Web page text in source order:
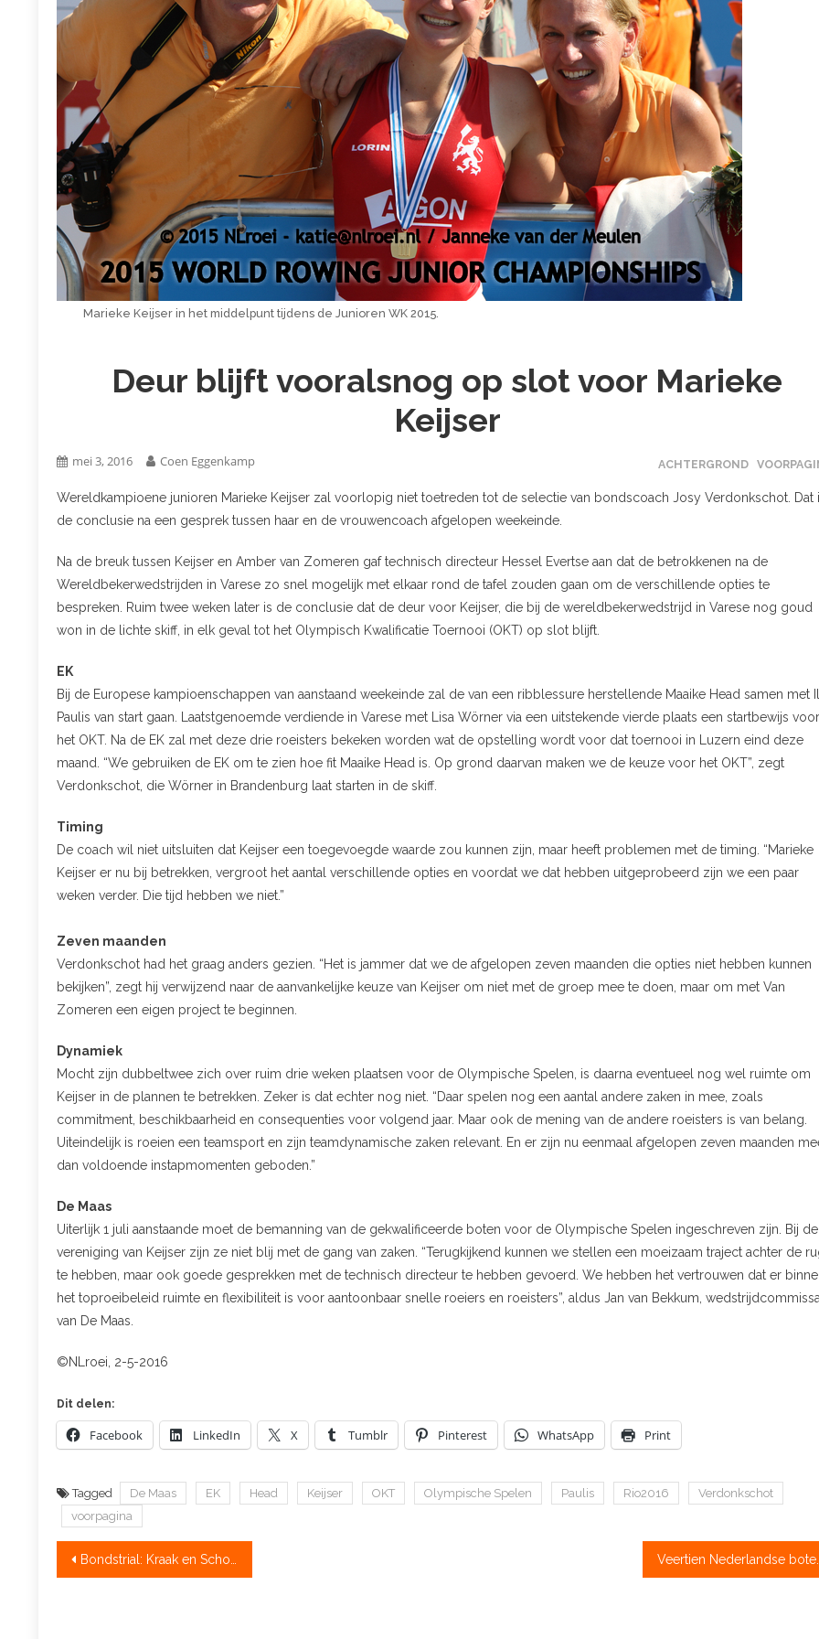
Marieke Keijser in het middelpunt tijdens de Junioren WK 2015.
Deur blijft vooralsnog op slot voor Marieke
Keijser
ACHTERGROND
mei 3, 2016 Coen Eggenkamp
Wereldkampioene junioren Marieke Keijser zal voorlopig niet toetreden tot de selectie van bondscoach Josy Verdonkschot. Dat
de conclusie na een gesprek tussen haar en de vrouwencoach afgelopen weekeinde.
Na de breuk tussen Keijser en Amber van Zomeren gaf technisch directeur Hessel Evertse aan dat de betrokkenen na de
Wereldbekerwedstrijden in Varese zo snel mogelijk met elkaar rond de tafel zouden gaan om de verschillende opties te
bespreken. Ruim twee weken later is de conclusie dat de deur voor Keijser, die bij de wereldbekerwedstrijd in Varese nog goud
won in de lichte skiff, in elk geval tot het Olympisch Kwalificatie Toernooi (OKT) op slot blijft.
EK
Bij de Europese kampioenschappen van aanstaand weekeinde zal de van een ribblessure herstellende Maaike Head samen met
Paulis van start gaan. Laatstgenoemde verdiende in Varese met Lisa Wörner via een uitstekende vierde plaats een startbewijs voor
het OKT. Na de EK zal met deze drie roeisters bekeken worden wat de opstelling wordt voor dat toernooi in Luzern eind deze
maand. “We gebruiken de EK om te zien hoe fit Maaike Head is. Op grond daarvan maken we de keuze voor het OKT”, zegt
Verdonkschot, die Wörner in Brandenburg laat starten in de skiff.
Timing
De coach wil niet uitsluiten dat Keijser een toegevoegde waarde zou kunnen zijn, maar heeft problemen met de timing. “Marieke
Keijser er nu bij betrekken, vergroot het aantal verschillende opties en voordat we dat hebben uitgeprobeerd zijn we een paar
weken verder. Die tijd hebben we niet.”
Zeven maanden
Verdonkschot had het graag anders gezien. “Het is jammer dat we de afgelopen zeven maanden die opties niet hebben kunnen
bekijken”, zegt hij verwijzend naar de aanvankelijke keuze van Keijser om niet met de groep mee te doen, maar om met Van
Zomeren een eigen project te beginnen.
Dynamiek
Mocht zijn dubbeltwee zich over ruim drie weken plaatsen voor de Olympische Spelen, is daarna eventueel nog wel ruimte om
Keijser in de plannen te betrekken. Zeker is dat echter nog niet. “Daar spelen nog een aantal andere zaken in mee, zoals
commitment, beschikbaarheid en consequenties voor volgend jaar. Maar ook de mening van de andere roeisters is van belang.
Uiteindelijk is roeien een teamsport en zijn teamdynamische zaken relevant. En er zijn nu eenmaal afgelopen zeven maanden
dan voldoende instapmomenten geboden.”
De Maas
Uiterlijk 1 juli aanstaande moet de bemanning van de gekwalificeerde boten voor de Olympische Spelen ingeschreven zijn. Bij de
vereniging van Keijser zijn ze niet blij met de gang van zaken. “Terugkijkend kunnen we stellen een moeizaam traject achter de
te hebben, maar ook goede gesprekken met de technisch directeur te hebben gevoerd. We hebben het vertrouwen dat er
het toproeibeleid ruimte en flexibiliteit is voor aantoonbaar snelle roeiers en roeisters”, aldus Jan van Bekkum,
van De Maas.
©NLroei, 2-5-2016
Dit delen:
Facebook LinkedIn X Tumblr Pinterest WhatsApp Print
Tagged De Maas EK Head Keijser OKT Olympische Spelen Paulis Rio2016
Verdonkschot
voorpagina
Bericht
Bondstrial: Kraak en Schonk roeien 100 procent Veertien